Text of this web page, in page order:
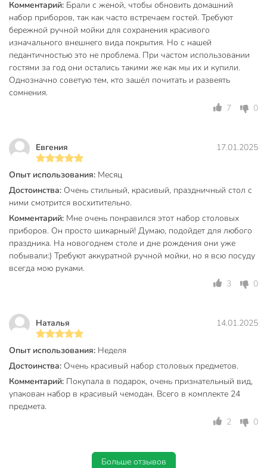
Гарантируем быструю доставку и соответствие заявленным
характеристикам.
Частые вопросы:
Можно ли мыть столовые приборы в посудомоечной
машине?
Нет, данный набор из нержавеющей стали рекомендуется
мыть вручную, чтобы сохранить бело-золотой декор и
Для какого случая подходит этот набор?
Комплект универсален: подходит для сервировки дома,
дачи, праздничных ужинов, а также как готовый подарок
на 8 марта или новоселье благодаря красивой упаковке.
Сколько предметов и на сколько персон рассчитан?
В наборе 24 предмета на 6 персон, длина каждого
прибора — 21 см, материал — нержавеющая сталь без
покрытия, ручки — тонкие белые.
Вы можете приобрести «Набор столовых приборов
Белый с золотым, Y6-10263» и другие товары в нашем
интернет-магазине в Нижнем Новгороде по низким ценам
Техническая информация
Длина, см
21 см
Количество предметов
Страна производства
Комментарий: Брали с женой, чтобы обновить домашний
набор приборов, так как часто встречаем гостей. Требуют
бережной ручной мойки для сохранения красивого
изначального внешнего вида покрытия. Но с нашей
педантичностью это не проблема. При частом использовании
гостями за год они остались такими же как мы их и купили.
Однозначно советую тем, кто зашёл почитать и развеять
сомнения.
7
0
Евгения 17.01.2025
Опыт использования: Месяц
Достоинства: Очень стильный, красивый, праздничный стол с
ними смотрится восхитительно.
Комментарий: Мне очень понравился этот набор столовых
приборов. Он просто шикарный! Думаю, подойдет для любого
праздника. На новогоднем столе и дне рождения они уже
побывали:) Требуют аккуратной ручной мойки, но я всю посуду
всегда мою руками.
3
0
Наталья 14.01.2025
Опыт использования: Неделя
Достоинства: Очень красивый набор столовых предметов.
Комментарий: Покупала в подарок, очень признательный вид,
упакован набор в красивый чемодан. Всего в комплекте 24
предмета.
2
0
Больше отзывов